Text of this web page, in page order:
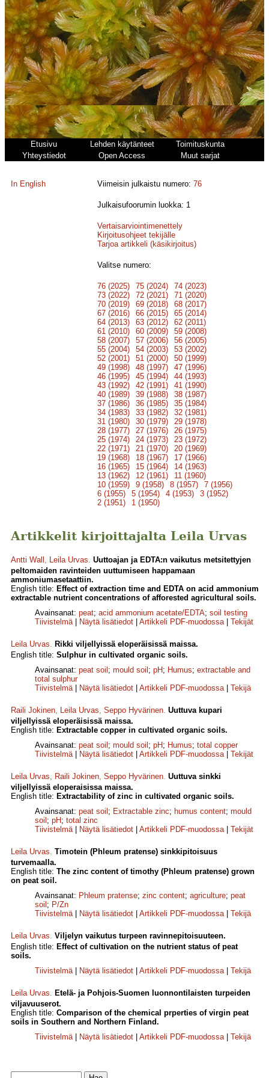
Etusivu Lehden käytänteet
Toimituskunta
Yhteystiedot
Open Access Muut sarjat
In English Viimeisin julkaistu numero:76
Julkaisufoorumin luokka: 1
Vertaisarviointimenettely
Kirjoitusohjeet tekijälle
Tarjoa artikkeli (käsikirjoitus)
Valitse numero:
76 (2025) 75 (2024)
74 (2023)
73 (2022)
72 (2021)
71 (2020)
70 (2019)
69 (2018)
68 (2017)
67 (2016)
66 (2015)
65 (2014)
64 (2013)
63 (2012)
62 (2011)
61 (2010)
60 (2009)
59 (2008)
58 (2007)
57 (2006)
56 (2005)
55 (2004)
54 (2003)
53 (2002)
52 (2001)
51 (2000)
50 (1999)
49 (1998)
48 (1997)
47 (1996)
46 (1995)
45 (1994)
44 (1993)
43 (1992)
42 (1991)
41 (1990)
40 (1989)
39 (1988)
38 (1987)
37 (1986)
36 (1985)
35 (1984)
34 (1983)
33 (1982)
32 (1981)
31 (1980)
30 (1979)
29 (1978)
28 (1977)
27 (1976)
26 (1975)
25 (1974)
24 (1973)
23 (1972)
22 (1971)
21 (1970)
20 (1969)
19 (1968)
18 (1967)
17 (1966)
16 (1965)
15 (1964)
14 (1963)
13 (1962)
12 (1961)
11 (1960)
10 (1959)
9 (1958) 8 (1957)
7 (1956)
6 (1955)
5 (1954) 4 (1953)
3 (1952)
2 (1951)
1 (1950)
Artikkelit kirjoittajalta Leila Urvas
Antti Wall , Leila Urvas. Uuttoajan ja EDTA:n vaikutus metsitettyjen
peltomaiden ravinteiden uuttumiseen happamaan
ammoniumasetaattiin.
English title: Effect of extraction time and EDTA on acid ammonium
extractable nutrient concentrations of afforested agricultural soils.
Avainsanat: peat; acid ammonium acetate/EDTA; soil testing
Tiivistelmä| Näytä lisätiedot Artikkeli PDF-muodossa| Tekijät
Leila Urvas. Rikki viljellyissä eloperäisissä maissa.
English title: Sulphur in cultivated organic soils.
Avainsanat: peat soil ; mould soil ; pH; Humus; extractable and
total sulphur
Tiivistelmä| Näytä lisätiedot Artikkeli PDF-muodossa| Tekijä
Raili Jokinen, Leila Urvas, Seppo Hyvärinen. Uuttuva kupari
viljellyissä eloperäisissä maissa.
English title: Extractable copper in cultivated organic soils.
Avainsanat: peat soil ; mould soil ; pH; Humus; total copper
Tiivistelmä| Näytä lisätiedot Artikkeli PDF-muodossa| Tekijät
Leila Urvas, Raili Jokinen, Seppo Hyvärinen. Uuttuva sinkki
viljellyissä eloperaisissa maissa.
English title: Extractability of zinc in cultivated organic soils.
Avainsanat: peat soil ; Extractable zinc; humus content; mould
soil ; pH; total zinc
Tiivistelmä| Näytä lisätiedot Artikkeli PDF-muodossa| Tekijät
Leila Urvas. Timotein (Phleum pratense) sinkkipitoisuus
turvemaalla.
English title: The zinc content of timothy (Phleum pratense) grown
on peat soil.
Avainsanat: Phleum pratense; zinc content; agriculture; peat
soil ; P/Zn
Tiivistelmä| Näytä lisätiedot Artikkeli PDF-muodossa| Tekijä
Leila Urvas. Viljelyn vaikutus turpeen ravinnepitoisuuteen.
English title: Effect of cultivation on the nutrient status of peat
soils.
Tiivistelmä| Näytä lisätiedot Artikkeli PDF-muodossa| Tekijä
Leila Urvas. Etelä- ja Pohjois-Suomen luonnontilaisten turpeiden
viljavuuserot.
English title: Comparison of the chemical prperties of virgin peat
soils in Southern and Northern Finland.
Tiivistelmä| Näytä lisätiedot Artikkeli PDF-muodossa| Tekijä